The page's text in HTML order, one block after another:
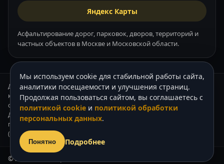
Яндекс Карты
Асфальтирование дорог, парковок, дворов, территорий и
частных объектов в Москве и Московской области.
Данный интернет-сайт носит информационный характер и ни при
каких условиях не является публичной офертой, которая
определяется положениями Статьи 437 (2) Гражданского кодекса РФ.
Для получения подробной информации о стоимости наших услуг,
пожалуйста, обращайтесь к нашим менеджерам по телефону +7
(905) 739-62-33.
© 2003–2026 «Асфальт Москва».
Мы используем cookie для стабильной работы сайта,
аналитики посещаемости и улучшения страниц.
Продолжая пользоваться сайтом, вы соглашаетесь с
политикой cookie и политикой обработки
персональных данных.
Понятно Подробнее